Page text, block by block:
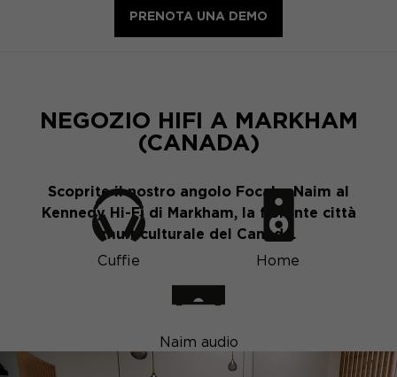
PRENOTA UNA DEMO
NEGOZIO HIFI A MARKHAM
(CANADA)
Scoprite il nostro angolo Focal e Naim al
Kennedy Hi-Fi di Markham, la fiorente città
multiculturale del Canada.
Cuffie
Home
Naim audio